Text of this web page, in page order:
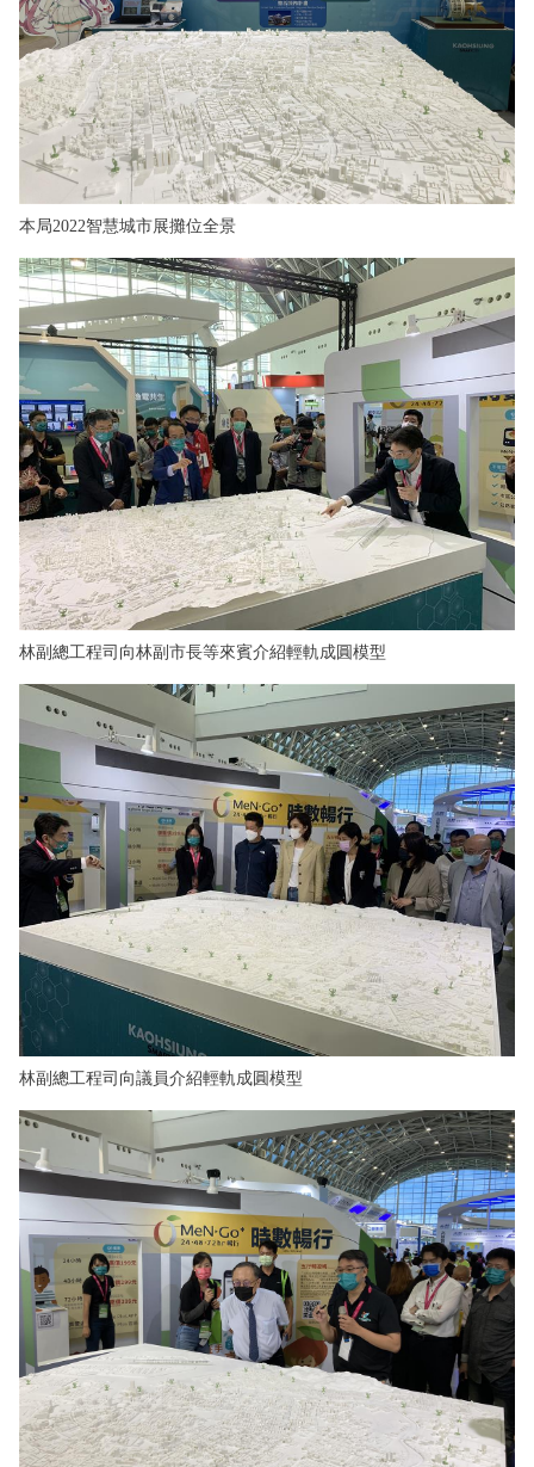
本局2022智慧城市展攤位全景
林副總工程司向林副市長等來賓介紹輕軌成圓模型
林副總工程司向議員介紹輕軌成圓模型